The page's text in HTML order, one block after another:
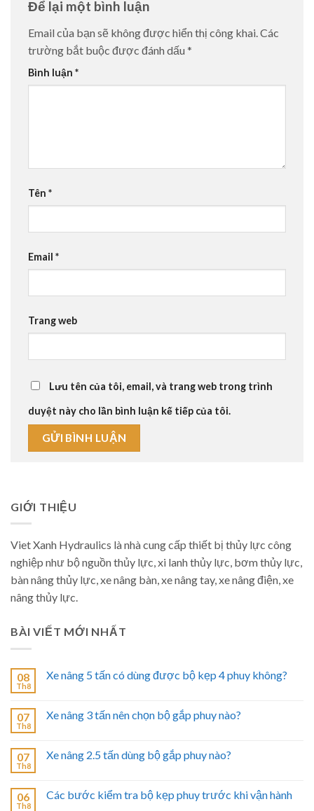
Để lại một bình luận
Email của bạn sẽ không được hiển thị công khai. Các
trường bắt buộc được đánh dấu *
Bình luận *
Tên *
Email *
Trang web
Lưu tên của tôi, email, và trang web trong trình
duyệt này cho lần bình luận kế tiếp của tôi.
GIỚI THIỆU
Viet Xanh Hydraulics là nhà cung cấp thiết bị thủy lực công
nghiệp như bộ nguồn thủy lực, xi lanh thủy lực, bơm thủy lực,
bàn nâng thủy lực, xe nâng bàn, xe nâng tay, xe nâng điện, xe
nâng thủy lực.
BÀI VIẾT MỚI NHẤT
08
Th8
Xe nâng 5 tấn có dùng được bộ kẹp 4 phuy không?
07
Th8
Xe nâng 3 tấn nên chọn bộ gắp phuy nào?
07
Th8
Xe nâng 2.5 tấn dùng bộ gắp phuy nào?
06
Th8
Các bước kiểm tra bộ kẹp phuy trước khi vận hành